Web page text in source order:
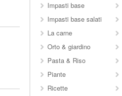
Impasti base
Impasti base salati
La carne
Orto & giardino
Pasta & Riso
Piante
Ricette